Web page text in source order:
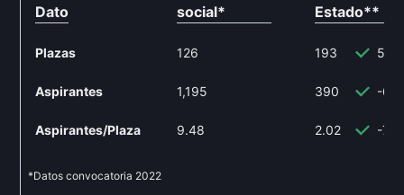
Dato
social*
Plazas 126
Aspirantes 1,195
Aspirantes/Plaza 9.48
Estado**
193
390 -
2.02 -
*Datos convocatoria 2022